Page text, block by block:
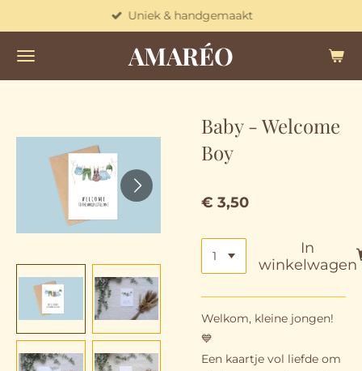
naar
de
AMARÉO
Uniek & handgemaakt
Baby - Welcome
Boy
€ 3,50
In
winkelwagen
Welkom, kleine jongen!
💙
Een kaartje vol liefde om